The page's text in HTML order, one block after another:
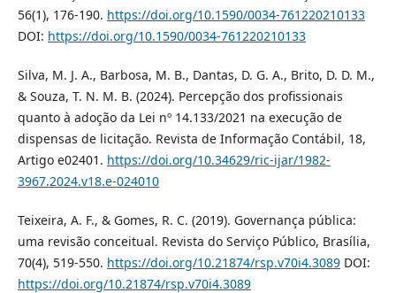
56(1), 176-190. https://doi.org/10.1590/0034-761220210133
DOI: https://doi.org/10.1590/0034-761220210133
Silva, M. J. A., Barbosa, M. B., Dantas, D. G. A., Brito, D. D. M.,
& Souza, T. N. M. B. (2024). Percepção dos profissionais
quanto à adoção da Lei nº 14.133/2021 na execução de
dispensas de licitação. Revista de Informação Contábil, 18,
Artigo e02401. https://doi.org/10.34629/ric-ijar/1982-
3967.2024.v18.e-024010
Teixeira, A. F., & Gomes, R. C. (2019). Governança pública:
uma revisão conceitual. Revista do Serviço Público, Brasília,
70(4), 519-550. https://doi.org/10.21874/rsp.v70i4.3089DOI:
https://doi.org/10.21874/rsp.v70i4.3089